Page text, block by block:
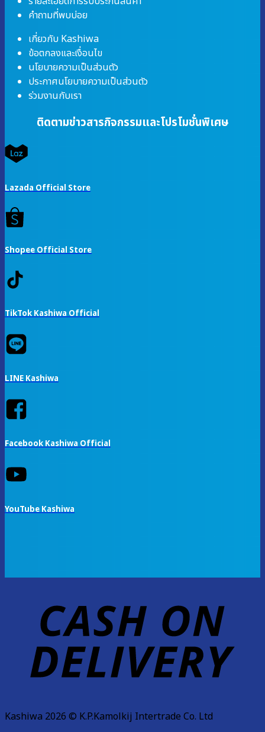
คำถามที่พบบ่อย
เกี่ยวกับ Kashiwa
ข้อตกลงและเงื่อนไข
นโยบายความเป็นส่วนตัว
ประกาศนโยบายความเป็นส่วนตัว
ร่วมงานกับเรา
ติดตามข่าวสารกิจกรรมและโปรโมชั่นพิเศษ
Lazada Official Store
Shopee Official Store
TikTok Kashiwa Official
LINE Kashiwa
Facebook Kashiwa Official
YouTube Kashiwa
Kashiwa 2026 © K.P.Kamolkij Intertrade Co. Ltd